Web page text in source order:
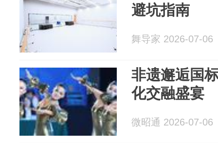
避坑指南
舞导家 2026-07-06
非遗邂逅国
化交融盛宴
微昭通 2026-07-06